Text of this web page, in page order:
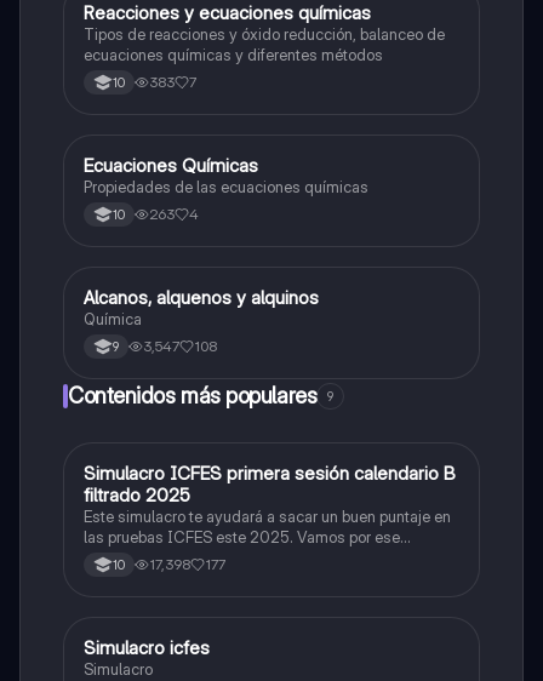
Química
Reacciones y ecuaciones químicas
Tipos de reacciones y óxido reducción, balanceo de
ecuaciones químicas y diferentes métodos
10 383 7
Química
Ecuaciones Químicas
Propiedades de las ecuaciones químicas
10 263 4
Química
Alcanos, alquenos y alquinos
Química
9 3,547 108
Contenidos más populares 9
ICFES: Matemáticas
Simulacro ICFES primera sesión calendario B
filtrado 2025
Este simulacro te ayudará a sacar un buen puntaje en
las pruebas ICFES este 2025. Vamos por ese
500/500. Y poder ser admitido en la universidad que
quieras, estudiar la carrera que quieres y no la que te
10 17,398 177
ICFES: Lectura Crítica
Simulacro icfes
Simulacro